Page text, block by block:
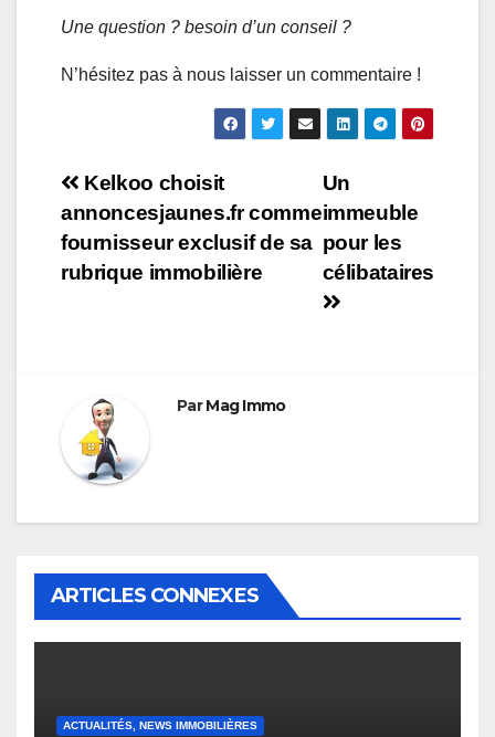
Une question ? besoin d’un conseil ?
N’hésitez pas à nous laisser un commentaire !
Navigation
de
l’article
Un
immeuble
pour les
célibataires
Kelkoo choisit
annoncesjaunes.fr comme
fournisseur exclusif de sa
rubrique immobilière
ParMag Immo
ARTICLES CONNEXES
ACTUALITÉS, NEWS IMMOBILIÈRES